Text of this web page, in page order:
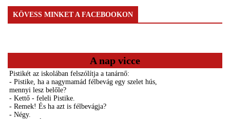
KÖVESS MINKET A FACEBOOKON
A nap vicce